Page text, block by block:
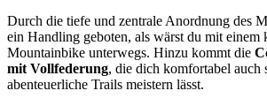
Durch die tiefe und zentrale Anordnung des
ein Handling geboten, als wärst du mit einem
Mountainbike unterwegs. Hinzu kommt die
mit Vollfederung, die dich komfortabel auch
abenteuerliche Trails meistern lässt.